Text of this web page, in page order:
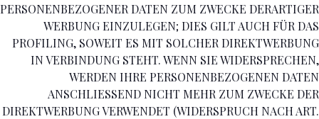
PERSONENBEZOGENER DATEN ZUM ZWECKE DERARTIGER
WERBUNG EINZULEGEN; DIES GILT AUCH FÜR DAS
PROFILING, SOWEIT ES MIT SOLCHER DIREKTWERBUNG
IN VERBINDUNG STEHT. WENN SIE WIDERSPRECHEN,
WERDEN IHRE PERSONENBEZOGENEN DATEN
ANSCHLIESSEND NICHT MEHR ZUM ZWECKE DER
DIREKTWERBUNG VERWENDET (WIDERSPRUCH NACH ART.